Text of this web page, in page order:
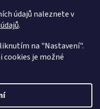
údajů naleznete v
.
na "Nastavení".
je možné